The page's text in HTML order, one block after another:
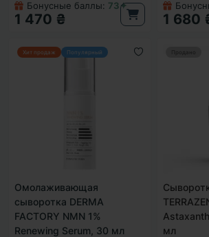
Бонусные баллы: 73✦
1 470 ₴ 1 680
Хит продаж Популярный
Омолаживающая
сыворотка DERMA
FACTORY NMN 1%
Renewing Serum, 30 мл
Продано
мл